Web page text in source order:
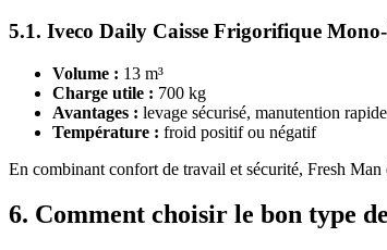
5.1. Iveco Daily Caisse Frigorifique
Volume : 13 m³
Charge utile : 700 kg
Avantages : levage sécurisé, manutention
Température : froid positif ou négatif
En combinant confort de travail et sécurité, Fresh
6. Comment choisir le bon type